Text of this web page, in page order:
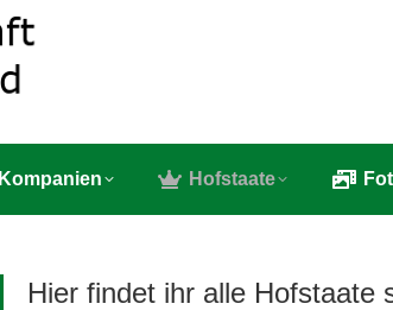
Kompanien Hofstaate
Hier findet ihr alle Hofstaate
Bruderschaft